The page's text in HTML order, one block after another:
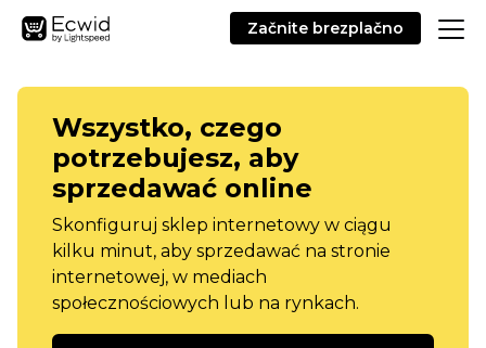
Začnite brezplačno
Wszystko, czego
potrzebujesz, aby
sprzedawać online
Skonfiguruj sklep internetowy w ciągu
kilku minut, aby sprzedawać na stronie
internetowej, w mediach
społecznościowych lub na rynkach.